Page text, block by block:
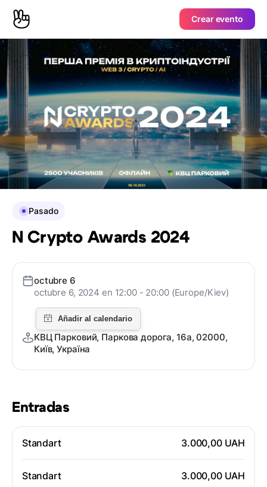
Crear evento
Entradas
Standart 3.000,00 UAH
Standart 3.000,00 UAH
Pasado
N Crypto Awards 2024
octubre 6
octubre 6, 2024 en 12:00 - 20:00 (Europe/Kiev)
КВЦ Парковий, Паркова дорога, 16a, 02000,
Київ, Україна